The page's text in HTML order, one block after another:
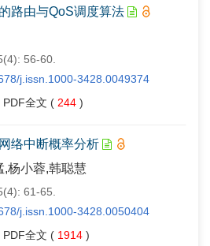
路由与QoS调度算法
56-60.
j.issn.1000-3428.0049374
PDF全文 ( 244 )
络中断概率分析
,杨小蓉,韩聪慧
61-65.
j.issn.1000-3428.0050404
PDF全文 ( 1914 )